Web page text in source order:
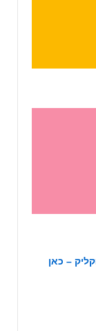
– כאן